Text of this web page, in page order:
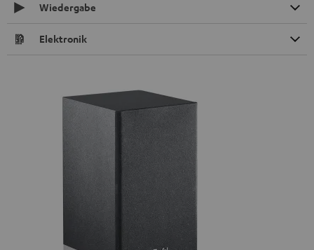
Wiedergabe
Elektronik